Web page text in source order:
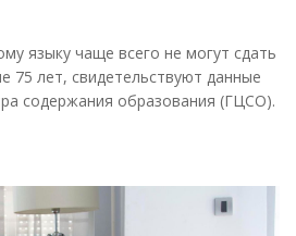
языку чаще всего не могут сдать
75 лет, свидетельствуют данные
содержания образования (ГЦСО).